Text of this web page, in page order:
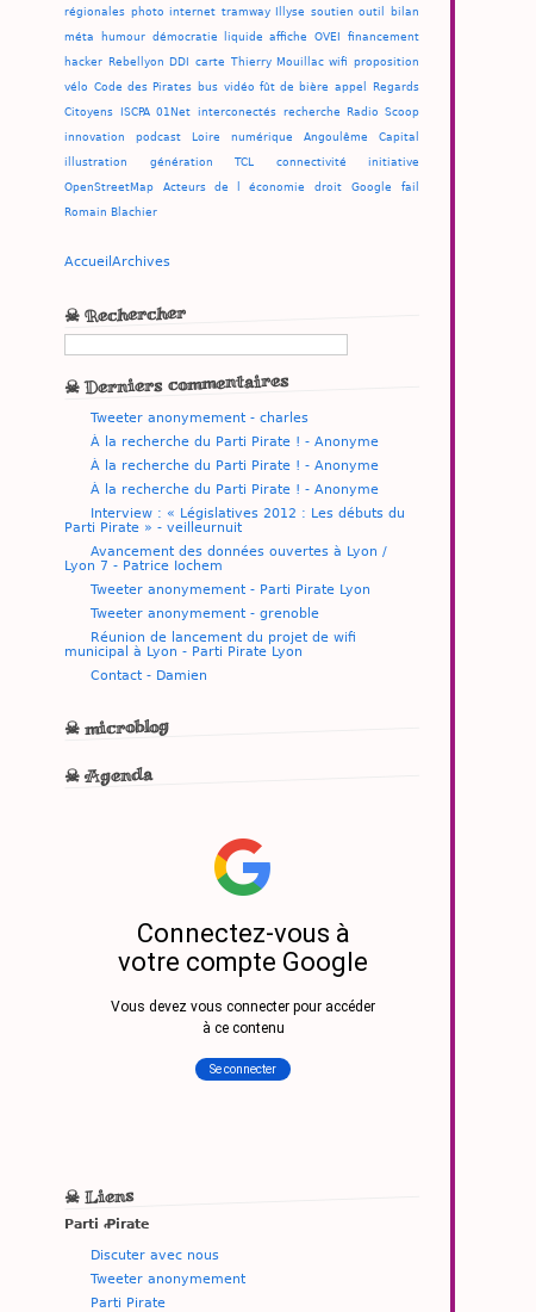
régionales photo internet tramway Illyse soutien outil bilan
méta humour démocratie liquide affiche OVEI financement
hacker Rebellyon DDI carte Thierry Mouillac wifi proposition
vélo Code des Pirates bus vidéo fût de bière appel Regards
Citoyens ISCPA 01Net interconectés recherche Radio Scoop
innovation podcast Loire numérique Angoulême Capital
illustration génération TCL connectivité initiative
OpenStreetMap Acteurs de l économie droit Google fail
Romain Blachier
Accueil Archives
☠ Rechercher
☠ Derniers commentaires
Tweeter anonymement - charles
À la recherche du Parti Pirate ! - Anonyme
À la recherche du Parti Pirate ! - Anonyme
À la recherche du Parti Pirate ! - Anonyme
Interview : « Législatives 2012 : Les débuts du
Parti Pirate » - veilleurnuit
Avancement des données ouvertes à Lyon /
Lyon 7 - Patrice Iochem
Tweeter anonymement - Parti Pirate Lyon
Tweeter anonymement - grenoble
Réunion de lancement du projet de wifi
municipal à Lyon - Parti Pirate Lyon
Contact - Damien
☠ microblog
☠ Agenda
☠ Liens
Parti Ꝓirate
Discuter avec nous
Tweeter anonymement
Parti Pirate